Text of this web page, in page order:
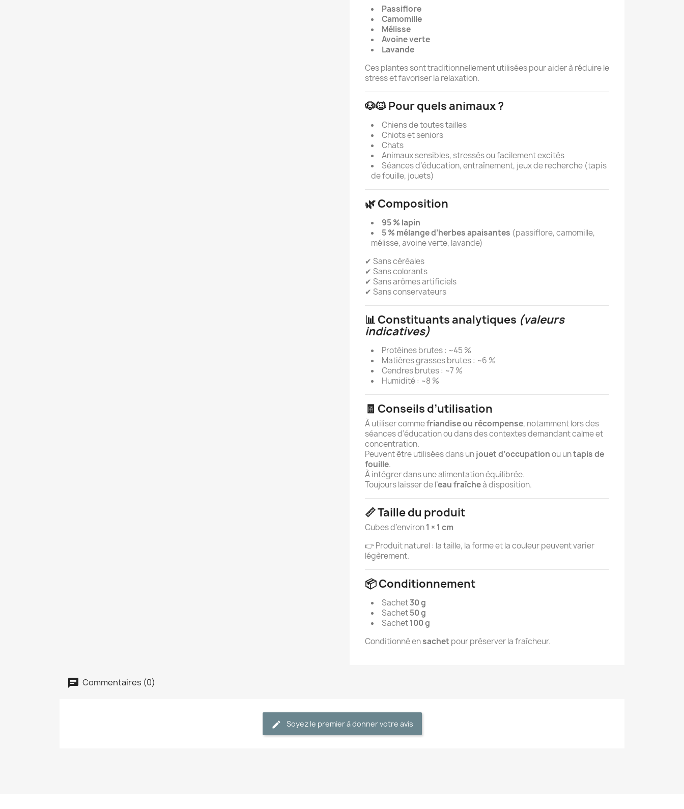
Passiflore
Camomille
Mélisse
Avoine verte
Lavande
Ces plantes sont traditionnellement utilisées pour aider à réduire le
stress et favoriser la relaxation.
🐶🐱 Pour quels animaux ?
Chiens de toutes tailles
Chiots et seniors
Chats
Animaux sensibles, stressés ou facilement excités
Séances d’éducation, entraînement, jeux de recherche (tapis
de fouille, jouets)
🌿 Composition
95 % lapin
5 % mélange d’herbes apaisantes (passiflore, camomille,
mélisse, avoine verte, lavande)
✔ Sans céréales
✔ Sans colorants
✔ Sans arômes artificiels
✔ Sans conservateurs
📊 Constituants analytiques (valeurs
indicatives)
Protéines brutes : ~45 %
Matières grasses brutes : ~6 %
Cendres brutes : ~7 %
Humidité : ~8 %
🧾 Conseils d’utilisation
À utiliser commefriandise ou récompense, notamment lors des
séances d’éducation ou dans des contextes demandant calme et
concentration.
Peuvent être utilisées dans unjouet d’occupationou untapis de
fouille.
À intégrer dans une alimentation équilibrée.
Toujours laisser de l’eau fraîcheà disposition.
📏 Taille du produit
Cubes d’environ1 × 1 cm
👉 Produit naturel : la taille, la forme et la couleur peuvent varier
légèrement.
📦 Conditionnement
Sachet30 g
Sachet50 g
Sachet100 g
Conditionné ensachet pour préserver la fraîcheur.
Commentaires (0)
Soyez le premier à donner votre avis